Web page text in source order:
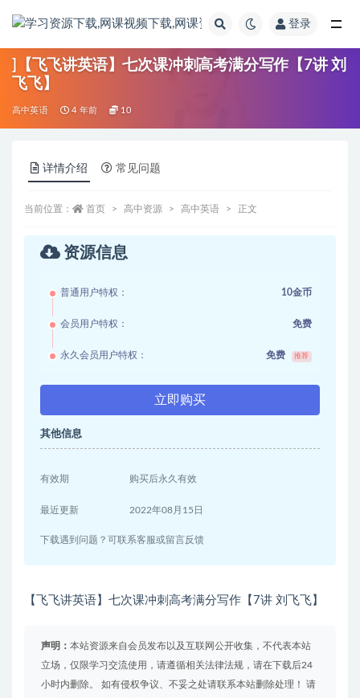
登录
]【飞飞讲英语】七次课冲刺高考满分写作【7讲 刘
飞飞】
高中英语 4 年前 10
详情介绍 常见问题
当前位置： 首页 高中资源 高中英语 正文
资源信息
普通用户特权： 10金币
会员用户特权： 免费
永久会员用户特权： 免费 推荐
立即购买
其他信息
有效期 购买后永久有效
最近更新 2022年08月15日
下载遇到问题？可联系客服或留言反馈
【飞飞讲英语】七次课冲刺高考满分写作【7讲 刘飞飞】
声明： 本站资源来自会员发布以及互联网公开收集，不代表本站
立场，仅限学习交流使用，请遵循相关法律法规，请在下载后24
小时内删除。 如有侵权争议、不妥之处请联系本站删除处理！ 请